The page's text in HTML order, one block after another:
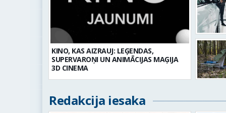
KINO, KAS AIZRAUJ: LEĢENDAS,
SUPERVAROŅI UN ANIMĀCIJAS MAĢIJA
3D CINEMA
Redakcija iesaka